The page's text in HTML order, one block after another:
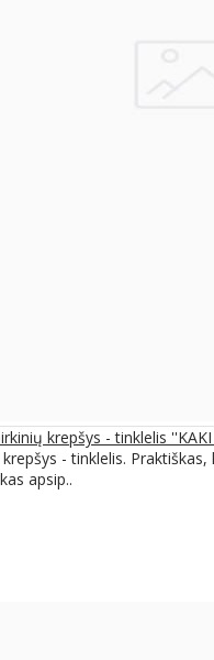
krepšys - tinklelis ''KAKI
- tinklelis.
apsip..